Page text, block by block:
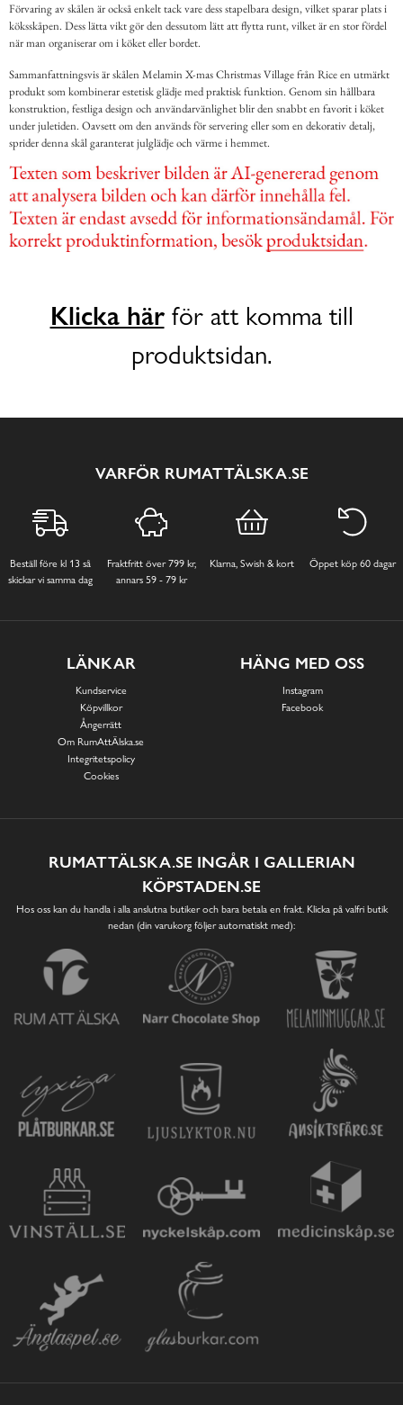
Förvaring av skålen är också enkelt tack vare dess stapelbara design, vilket sparar plats i
köksskåpen. Dess lätta vikt gör den dessutom lätt att flytta runt, vilket är en stor fördel
när man organiserar om i köket eller bordet.
Sammanfattningsvis är skålen Melamin X-mas Christmas Village från Rice en utmärkt
produkt som kombinerar estetisk glädje med praktisk funktion. Genom sin hållbara
konstruktion, festliga design och användarvänlighet blir den snabbt en favorit i köket
under juletiden. Oavsett om den används för servering eller som en dekorativ detalj,
sprider denna skål garanterat julglädje och värme i hemmet.
Klicka härför att komma till
produktsidan.
VARFÖR RUMATTÄLSKA.SE
Beställ före kl 13 så
skickar vi samma dag
Fraktfritt över 799 kr,
annars 59 - 79 kr
Klarna, Swish & kort Öppet köp 60 dagar
LÄNKAR
Kundservice
Köpvillkor
Ångerrätt
Om RumAttÄlska.se
Integritetspolicy
Cookies
HÄNG MED OSS
Instagram
Facebook
RUMATTÄLSKA.SE INGÅR I GALLERIAN
KÖPSTADEN.SE
Hos oss kan du handla i alla anslutna butiker och bara betala en frakt. Klicka på valfri butik
nedan (din varukorg följer automatiskt med):